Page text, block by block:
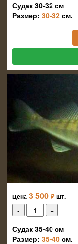
Судак 30-32 см
Размер: 30-32 см.
Цена 3 500 ₽ шт.
Судак 35-40 см
Размер: 35-40 см.